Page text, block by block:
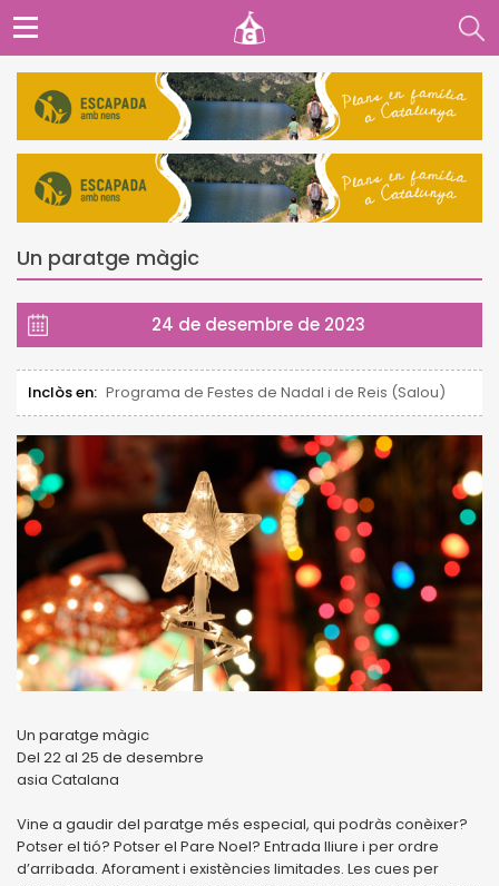
Un paratge màgic
24 de desembre de 2023
Inclòs en: Programa de Festes de Nadal i de Reis (Salou)
Un paratge màgic
Del 22 al 25 de desembre
asia Catalana
Vine a gaudir del paratge més especial, qui podràs conèixer?
Potser el tió? Potser el Pare Noel? Entrada lliure i per ordre
d’arribada. Aforament i existències limitades. Les cues per